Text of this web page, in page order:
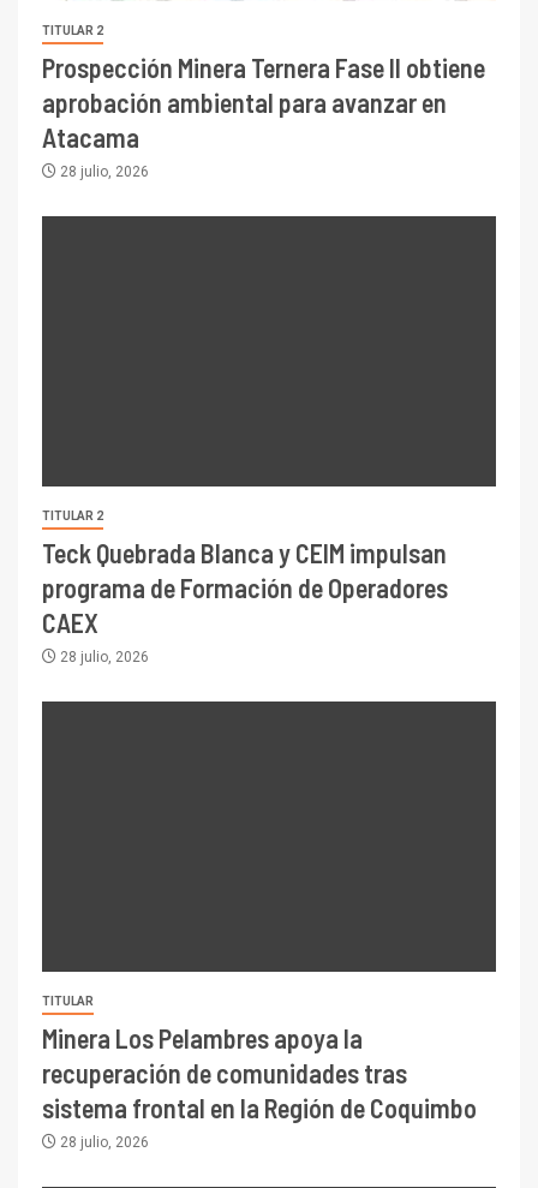
TITULAR 2
Prospección Minera Ternera Fase II obtiene
aprobación ambiental para avanzar en
Atacama
28 julio, 2026
TITULAR 2
Teck Quebrada Blanca y CEIM impulsan
programa de Formación de Operadores
CAEX
28 julio, 2026
TITULAR
Minera Los Pelambres apoya la
recuperación de comunidades tras
sistema frontal en la Región de Coquimbo
28 julio, 2026